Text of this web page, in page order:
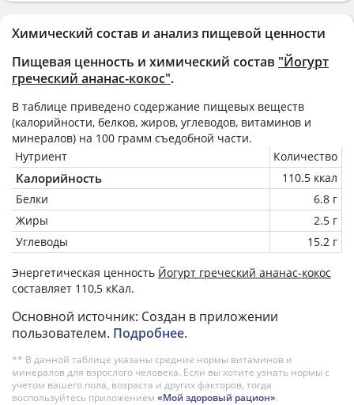
Химический состав и анализ пищевой ценности
Пищевая ценность и химический состав "Йогурт
греческий ананас-кокос".
В таблице приведено содержание пищевых веществ
(калорийности, белков, жиров, углеводов, витаминов и
минералов) на 100 грамм съедобной части.
Нутриент
Количество
Калорийность
110.5 ккал
Белки
6.8 г
Жиры
2.5 г
Углеводы
15.2 г
Энергетическая ценность Йогурт греческий ананас-кокос
составляет 110,5 кКал.
Основной источник: Создан в приложении
пользователем. Подробнее.
** В данной таблице указаны средние нормы витаминов и
минералов для взрослого человека. Если вы хотите узнать нормы с
учетом вашего пола, возраста и других факторов, тогда
воспользуйтесь приложением «Мой здоровый рацион».